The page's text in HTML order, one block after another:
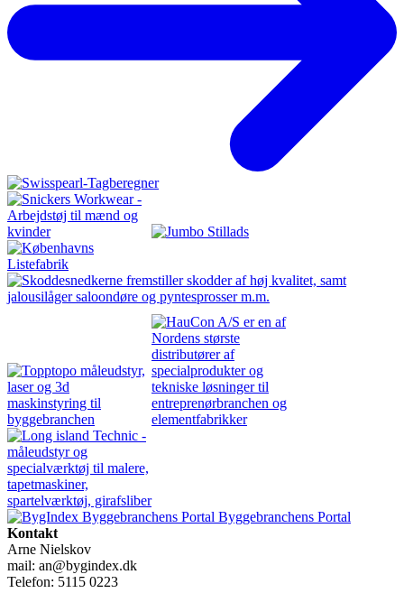
Byggebranchens Portal
Kontakt
Arne Nielskov
mail: an@bygindex.dk
Telefon: 5115 0223